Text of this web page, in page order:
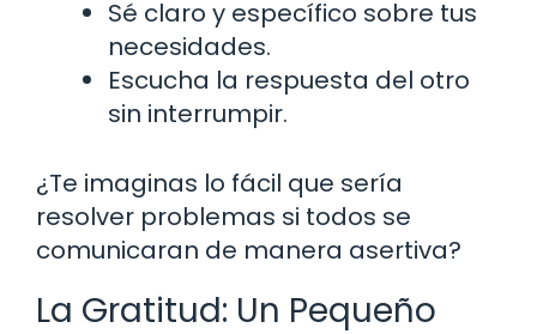
Sé claro y específico sobre tus
necesidades.
Escucha la respuesta del otro
sin interrumpir.
¿Te imaginas lo fácil que sería
resolver problemas si todos se
comunicaran de manera asertiva?
La Gratitud: Un Pequeño